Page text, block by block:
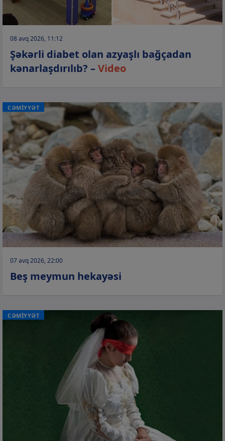
08 avq 2026, 11:12
Şəkərli diabet olan azyaşlı bağçadan
kənarlaşdırılıb? –Video
CƏMİYYƏT
07 avq 2026, 22:00
Beş meymun hekayəsi
CƏMİYYƏT